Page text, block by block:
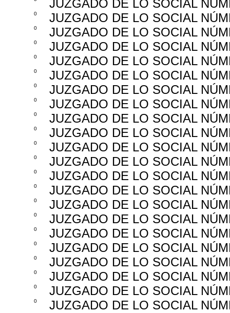
JUZGADO DE LO SOCIAL
0 JUZGADO DE LO SOCIAL
0 JUZGADO DE LO SOCIAL
0 JUZGADO DE LO SOCIAL
0 JUZGADO DE LO SOCIAL
0 JUZGADO DE LO SOCIAL
0 JUZGADO DE LO SOCIAL
0 JUZGADO DE LO SOCIAL
0 JUZGADO DE LO SOCIAL
0 JUZGADO DE LO SOCIAL
0 JUZGADO DE LO SOCIAL
0 JUZGADO DE LO SOCIAL
0 JUZGADO DE LO SOCIAL
0 JUZGADO DE LO SOCIAL
0 JUZGADO DE LO SOCIAL
0 JUZGADO DE LO SOCIAL
0 JUZGADO DE LO SOCIAL
0 JUZGADO DE LO SOCIAL
0 JUZGADO DE LO SOCIAL
0 JUZGADO DE LO SOCIAL
0 JUZGADO DE LO SOCIAL
0 JUZGADO DE LO SOCIAL